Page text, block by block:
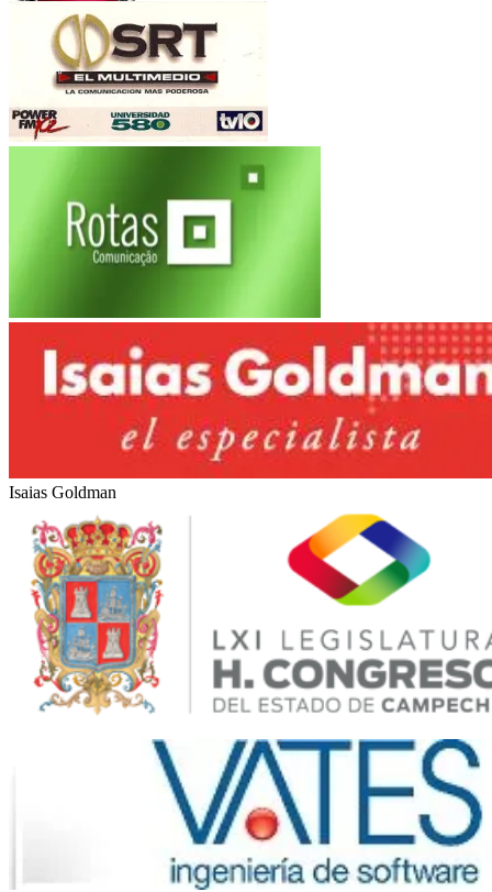
Fiat Auto
(Argentina-Brasil)
Marítimas Heinlein
Isaias Goldman
LXI Legislatura del Estado de Campeche (México)